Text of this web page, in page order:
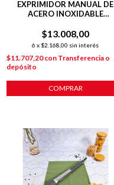
EXPRIMIDOR MANUAL DE
ACERO INOXIDABLE
$13.008,00
6 x $2.168,00 sin interés
$11.707,20con Transferencia o
depósito
COMPRAR